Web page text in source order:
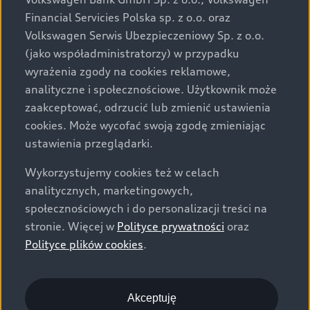
za dopłatą. Wiążące ustalenie ceny, wyposażenia i
specyfikacji pojazdu następują w umowie sprzedaży, a
określenie parametrów technicznych zawiera
świadectwo homologacji typu pojazdu. Zastrzegamy
sobie prawo do zmian i pomyłek. Wszelkie informacje
prezentowane na stronie są aktualne na dzień ich
zamieszczania. W celu uzyskania najnowszych
informacji prosimy kontaktować się z Partnerem Marki
Audi.
Wszystkie produkowane obecnie samochody marki Audi
są wykonywane z materiałów spełniających pod
względem możliwości odzysku i recyklingu wymagania
określone w normie ISO 22628 i są zgodne z
europejskimi świadectwami homologacji wydanymi wg
o.o. podlega obowiązkowi zapewnienia wszystkim
użytkownikom samochodów marki Volkswagen sieci
Financial Servicies Polska sp. z o.o. oraz
Volkswagen Serwis Ubezpieczeniowy Sp. z o.o.
(jako współadministratorzy) w przypadku
wyrażenia zgody na cookies reklamowe,
analityczne i społecznościowe. Użytkownik może
zaakceptować, odrzucić lub zmienić ustawienia
cookies. Może wycofać swoją zgodę zmieniając
ustawienia przeglądarki.
Wykorzystujemy cookies też w celach
analitycznych, marketingowych,
społecznościowych i do personalizacji treści na
stronie. Więcej w Polityce prywatności oraz
Polityce plików cookies.
Akceptuję